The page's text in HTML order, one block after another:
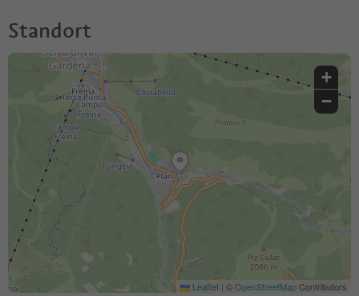
Standort
+
−
Leaflet | ©OpenStreetMapContributors